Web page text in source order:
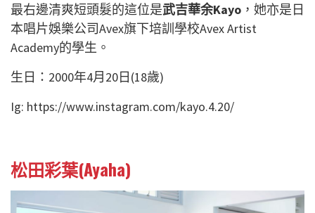
最右邊清爽短頭髮的這位是武吉華余Kayo ，她亦是日
本唱片娛樂公司Avex旗下培訓學校Avex Artist
Academy的學生。
生日：2000年4月20日(18歲)
Ig: https://www.instagram.com/kayo.4.20/
松田彩葉(Ayaha)